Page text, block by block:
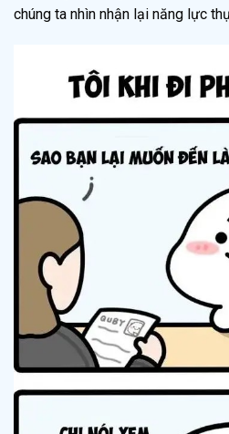
chúng ta nhìn nhận lại năng lực